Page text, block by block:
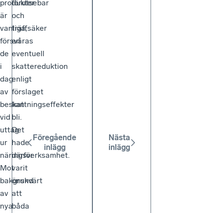
produkter
är
vanliga,
försvåras
de
i
dag
av
beskattningseffekter
vid
uttag
ur
näringsverksamhet.
Mot
bakgrund
av
nya
förutsebar
och
träffsäker
en
eventuell
skattereduktion
enligt
förslaget
kan
bli.
Det
hade
därför
varit
önskvärt
att
båda
Föregående
inlägg
Nästa
inlägg